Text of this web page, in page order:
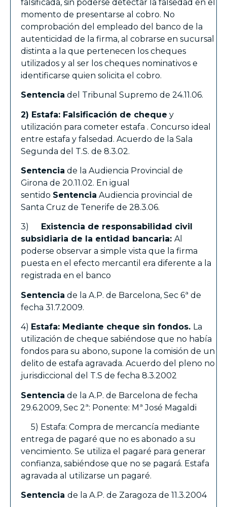
falsificada, sin poderse detectar la falsedad en el
momento de presentarse al cobro. No
comprobación del empleado del banco de la
autenticidad de la firma, al cobrarse en sucursal
distinta a la que pertenecen los cheques
utilizados y al ser los cheques nominativos e
identificarse quien solicita el cobro.
Sentencia del Tribunal Supremo de 24.11.06.
2) Estafa: Falsificación de cheque y
utilización para cometer estafa . Concurso ideal
entre estafa y falsedad. Acuerdo de la Sala
Segunda del T.S. de 8.3.02.
Sentencia de la Audiencia Provincial de
Girona de 20.11.02. En igual
sentido Sentencia Audiencia provincial de
Santa Cruz de Tenerife de 28.3.06.
3)
Existencia de responsabilidad civil
subsidiaria de la entidad bancaria: Al
poderse observar a simple vista que la firma
puesta en el efecto mercantil era diferente a la
registrada en el banco
Sentencia de la A.P. de Barcelona, Sec 6ª de
fecha 31.7.2009.
4) Estafa: Mediante cheque sin fondos. La
utilización de cheque sabiéndose que no había
fondos para su abono, supone la comisión de un
delito de estafa agravada. Acuerdo del pleno no
jurisdiccional del T.S de fecha 8.3.2002
Sentencia de la A.P. de Barcelona de fecha
29.6.2009, Sec 2ª: Ponente: Mª José Magaldi
5) Estafa: Compra de mercancía mediante
entrega de pagaré que no es abonado a su
vencimiento. Se utiliza el pagaré para generar
confianza, sabiéndose que no se pagará. Estafa
agravada al utilizarse un pagaré.
Sentencia de la A.P. de Zaragoza de 11.3.2004